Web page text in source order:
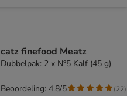
catz finefood Meatz
Dubbelpak: 2 x N°5 Kalf (45 g)
Beoordeling: 4.8/5 (22)